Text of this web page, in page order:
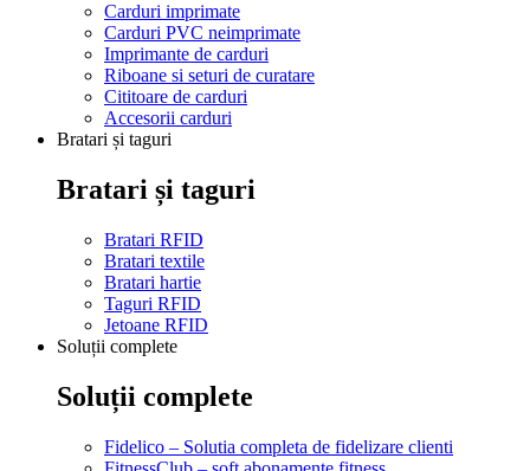
Carduri imprimate
Carduri PVC neimprimate
Imprimante de carduri
Riboane si seturi de curatare
Cititoare de carduri
Accesorii carduri
Bratari și taguri
Bratari și taguri
Bratari RFID
Bratari textile
Bratari hartie
Taguri RFID
Jetoane RFID
Soluții complete
Soluții complete
Fidelico – Solutia completa de fidelizare clienti